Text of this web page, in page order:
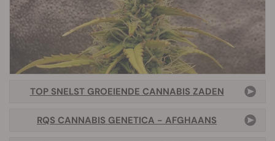
TOP SNELST GROEIENDE CANNABIS ZADEN
RQS CANNABIS GENETICA - AFGHAANS